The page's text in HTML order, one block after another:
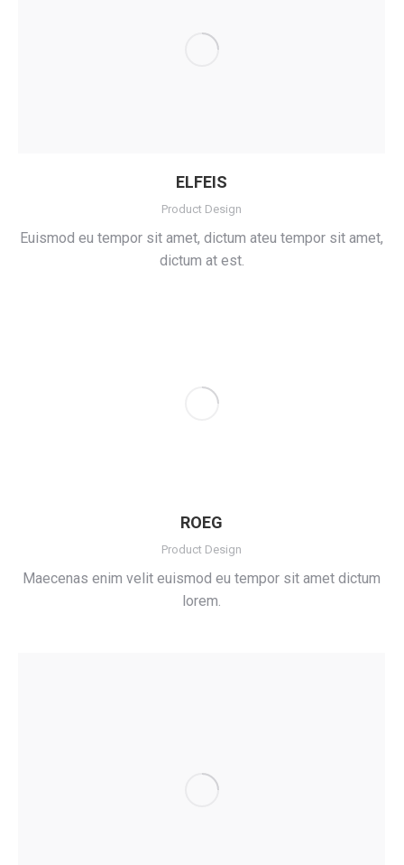
ELFEIS
Product Design
Euismod eu tempor sit amet, dictum ateu tempor sit amet,
dictum at est.
ROEG
Product Design
Maecenas enim velit euismod eu tempor sit amet dictum
lorem.